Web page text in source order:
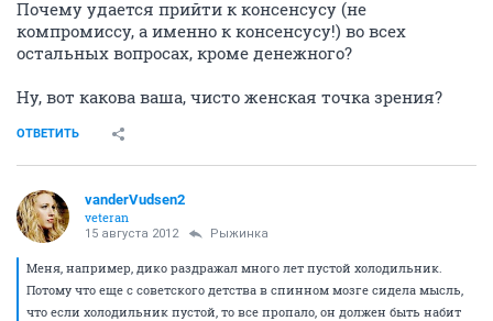
Почему удается прийти к консенсусу (не
компромиссу, а именно к консенсусу!) во всех
остальных вопросах, кроме денежного?
Ну, вот какова ваша, чисто женская точка зрения?
ОТВЕТИТЬ
vanderVudsen2
veteran
15 августа 2012 Рыжинка
Меня, например, дико раздражал много лет пустой холодильник.
Потому что еще с советского детства в спинном мозге сидела мысль,
что если холодильник пустой, то все пропало, он должен быть набит